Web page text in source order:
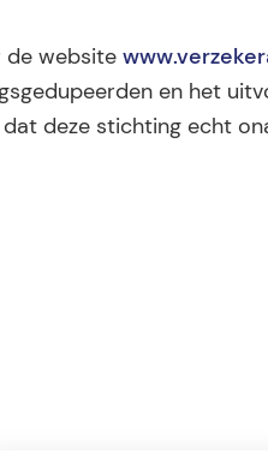
de website
en het
deze stichting echt